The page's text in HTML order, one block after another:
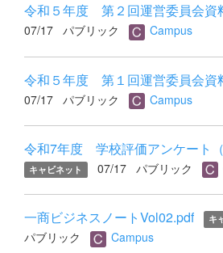
令和５年度 第２回運営委員会資
07/17 パブリック Campus
令和５年度 第１回運営委員会資
07/17 パブリック Campus
令和7年度 学校評価アンケート
キャビネット 07/17 パブリック
一商ビジネスノートVol02.pdf キ
パブリック
Campus